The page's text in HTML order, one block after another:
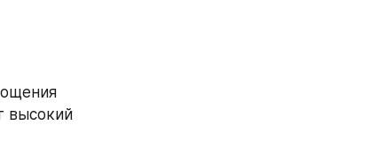
высокий